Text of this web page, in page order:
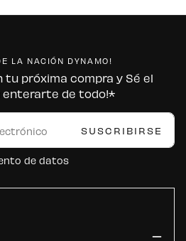
LA NACIÓN DYNAMO!
tu próxima compra y Sé el
enterarte de todo!*
SUSCRIBIRSE
de datos